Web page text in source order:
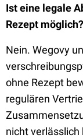
Ist eine legale
Rezept möglich?
Nein. Wegovy
ohne Rezept
regulären
nicht verlässlich